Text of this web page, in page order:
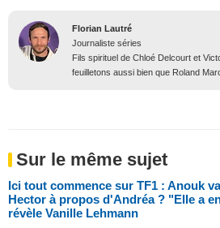
Florian Lautré
Journaliste séries
Fils spirituel de Chloé Delcourt et
feuilletons aussi bien que Roland
Sur le même sujet
Ici tout commence sur TF1 : Anouk
Hector à propos d'Andréa ? "Elle a
révèle Vanille Lehmann